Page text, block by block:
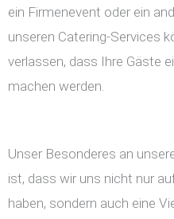
ein Firmenevent oder ein
unseren Catering-Services
verlassen, dass Ihre Gäste
machen werden.
Unser Besonderes an
ist, dass wir uns nicht nur
haben, sondern auch eine